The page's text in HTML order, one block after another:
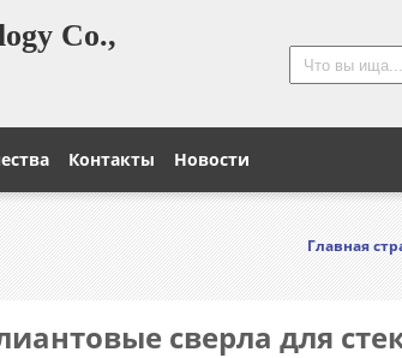
Co.,
Контакты Новости
Главная
сверла для